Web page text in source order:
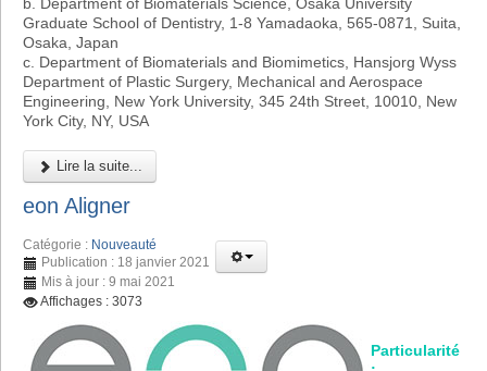
Graduate School of Dentistry, 1-8 Yamadaoka, 565-0871, Suita,
Osaka, Japan
c. Department of Biomaterials and Biomimetics, Hansjorg Wyss
Department of Plastic Surgery, Mechanical and Aerospace
Engineering, New York University, 345 24th Street, 10010, New
York City, NY, USA
Lire la suite...
eon Aligner
Catégorie : Nouveauté
Publication : 18 janvier 2021
Mis à jour : 9 mai 2021
Affichages : 3073
Particularité